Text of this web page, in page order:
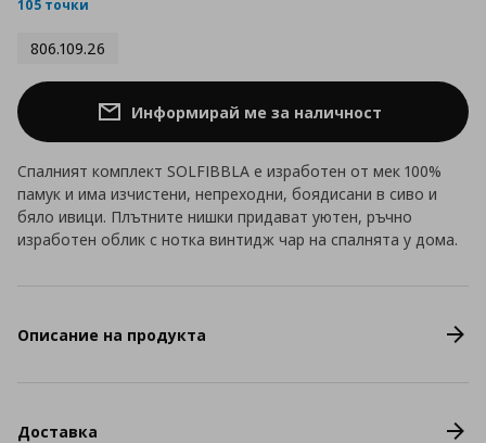
105 точки
806.109.26
Информирай ме за наличност
Спалният комплект SOLFIBBLA е изработен от мек 100%
памук и има изчистени, непреходни, боядисани в сиво и
бяло ивици. Плътните нишки придават уютен, ръчно
изработен облик с нотка винтидж чар на спалнята у дома.
Описание на продукта
Доставка